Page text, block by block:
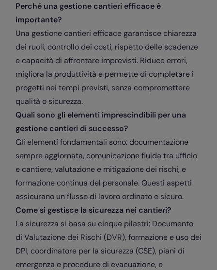
Perché una gestione cantieri efficace è
importante?
Una gestione cantieri efficace garantisce chiarezza
dei ruoli, controllo dei costi, rispetto delle scadenze
e capacità di affrontare imprevisti. Riduce errori,
migliora la produttività e permette di completare i
progetti nei tempi previsti, senza compromettere
qualità o sicurezza.
Quali sono gli elementi imprescindibili per una
gestione cantieri di successo?
Gli elementi fondamentali sono: documentazione
sempre aggiornata, comunicazione fluida tra ufficio
e cantiere, valutazione e mitigazione dei rischi, e
formazione continua del personale. Questi aspetti
assicurano un flusso di lavoro ordinato e sicuro.
Come si gestisce la sicurezza nei cantieri?
La sicurezza si basa su cinque pilastri: Documento
di Valutazione dei Rischi (DVR), formazione e uso dei
DPI, coordinatore per la sicurezza (CSE), piani di
emergenza e procedure di evacuazione, e